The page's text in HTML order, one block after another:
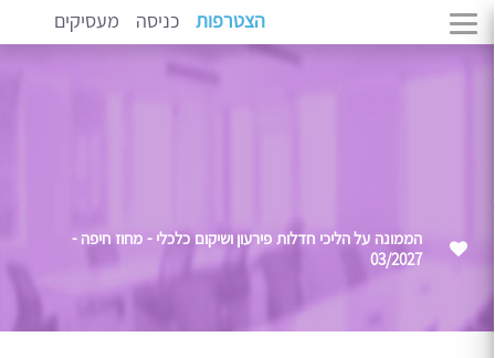
הצטרפות כניסה מעסיקים
הממונה על הליכי חדלות פירעון ושיקום כלכלי - מחוז חיפה -
03/2027